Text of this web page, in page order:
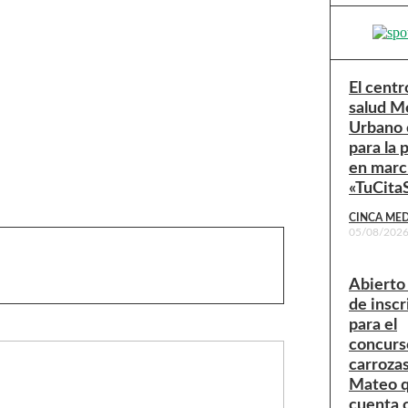
El
salud
Urbano
para la
en
CINCA
05/08/2026
Abierto
de
para el
Mateo